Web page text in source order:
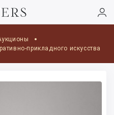
прикладного искусства